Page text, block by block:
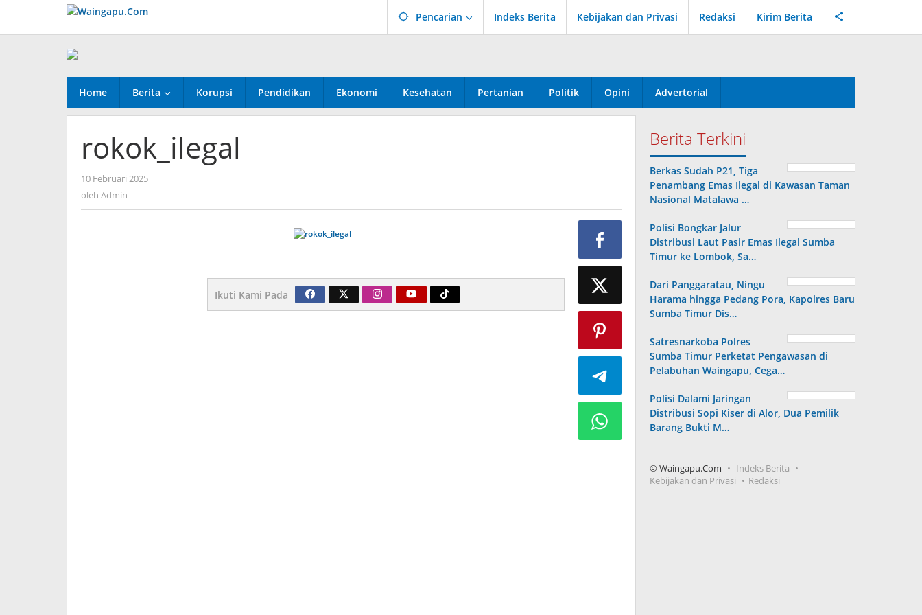
konten
Pencarian Indeks Berita Kebijakan dan Privasi Redaksi Kirim Berita
Home Berita Korupsi Pendidikan Ekonomi Kesehatan Pertanian Politik Opini Advertorial
rokok_ilegal
10 Februari 2025
oleh Admin
Ikuti Kami Pada
Berita Terkini
Berkas Sudah P21, Tiga
Penambang Emas Ilegal di Kawasan Taman
Nasional Matalawa …
Polisi Bongkar Jalur
Distribusi Laut Pasir Emas Ilegal Sumba
Timur ke Lombok, Sa…
Dari Panggaratau, Ningu
Harama hingga Pedang Pora, Kapolres Baru
Sumba Timur Dis…
Satresnarkoba Polres
Sumba Timur Perketat Pengawasan di
Pelabuhan Waingapu, Cega…
Polisi Dalami Jaringan
Distribusi Sopi Kiser di Alor, Dua Pemilik
Barang Bukti M…
© Waingapu.Com
Indeks Berita
Kebijakan dan Privasi
Redaksi